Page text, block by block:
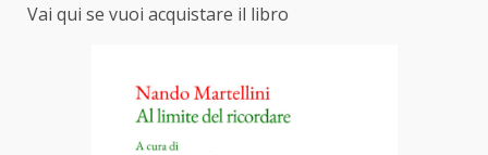
Vai qui se vuoi acquistare il libro